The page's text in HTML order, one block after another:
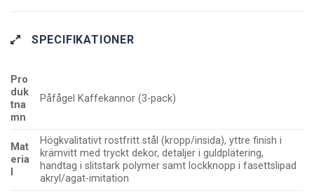
SPECIFIKATIONER
Pro
duk
tna
mn
Påfågel Kaffekannor (3-pack)
Mat
eria
Högkvalitativt rostfritt stål (kropp/insida), yttre finish i
krämvitt med tryckt dekor, detaljer i guldplätering,
handtag i slitstark polymer samt lockknopp i fasettslipad
akryl/agat-imitation